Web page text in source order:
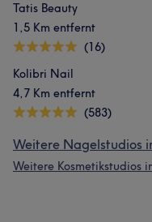
Tatis Beauty
1,5 Km entfernt
(16)
Kolibri Nail
4,7 Km entfernt
(583)
Weitere Nagelstudios
Weitere Kosmetikstudios